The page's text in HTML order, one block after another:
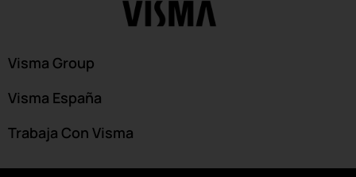
Visma Group
Visma España
Trabaja Con Visma